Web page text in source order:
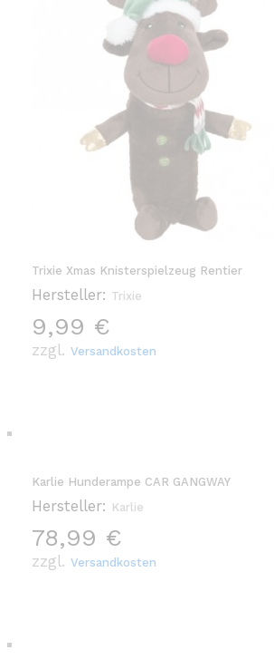
Trixie Xmas Knisterspielzeug Rentier
Hersteller: Trixie
9,99 €
zzgl. Versandkosten
Karlie Hunderampe CAR GANGWAY
Hersteller: Karlie
78,99 €
zzgl. Versandkosten